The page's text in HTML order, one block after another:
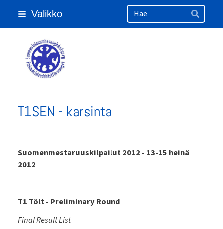
Siirry
Valikko Haku
Hae
Suomen Islanninhevosyhdistys ry
T1SEN - karsinta
Suomenmestaruuskilpailut 2012 - 13-15 heinä
2012
T1 Tölt - Preliminary Round
Final Result List